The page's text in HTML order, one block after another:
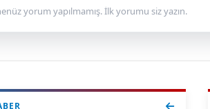
yorum yapılmamış. İlk yorumu siz yazın.